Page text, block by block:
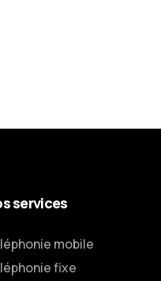
services
mobile
fixe